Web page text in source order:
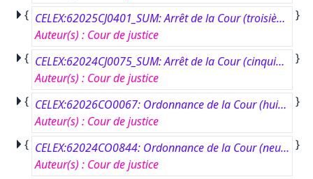
{
CELEX:62025CJ0401_SUM: Arrêt de la Cour (troisième chambre) du 16 juillet 2026.#Elettronica Industriale SpA contre Ministero delle Imprese e del Made in Italy.#Renvoi préjudiciel – Réseaux et services de communications électroniques – Directive 2002/21/CE – Article 9 – Gestion des radiofréquences pour les services de communications électroniques – Principe de neutralité à l’égard des services – Article 9 bis – Réexamen des restrictions aux droits d’utilisation des radiofréquences existants – Mesure nationale imposant à un titulaire de droits d’utilisation de radiofréquences d’utiliser ces radiofréquences conformément aux dispositions du plan national d’attribution des fréquences et ne permettant pas d’exercer des activités différentes – Mesure nationale imposant d’utiliser lesdites radiofréquences exclusivement pour des services de diffusion de télévision numérique terrestre.#Affaire C-401/25.
Auteur(s) : Cour de justice
}
{
CELEX:62024CJ0075_SUM: Arrêt de la Cour (cinquième chambre) du 15 janvier 2026.#XH contre Commission européenne.#Pourvoi – Fonction publique – Office européen de lutte antifraude (OLAF) – Allégations de harcèlement moral pendant des périodes de congé de maladie – Rejet des demandes d’assistance et indemnitaire – Ouverture d’une procédure d’invalidité – Recours en annulation et en indemnité – Recevabilité – Actes attaquables – Obligation de motivation incombant au Tribunal de l’Union européenne – Motivation contradictoire – Dénaturation des faits et des éléments de preuve.#Affaire C-75/24 P.
Auteur(s) : Cour de justice
}
{
CELEX:62026CO0067: Ordonnance de la Cour (huitième chambre) du 16 juillet 2026.#Napag Italia S.r.l. contre Agenzia delle Entrate – Direzione Regionale del Lazio.#Renvoi préjudiciel – Article 53, paragraphe 2, du règlement de procédure de la Cour – Absence de mise en œuvre du droit de l’Union – Incompétence manifeste de la Cour.#Affaire C-67/26.
Auteur(s) : Cour de justice
}
{
CELEX:62024CO0844: Ordonnance de la Cour (neuvième chambre) du 15 juillet 2026.#Procureur du Roi près du Tribunal de première instance de Liège, division Liège et État belge, SPF Finances contre ECDC Logistics SA e.a.#Renvoi préjudiciel – Article 53, paragraphe 2, ainsi qu’articles 94 et 99 du règlement de procédure de la Cour – Union douanière – Code des douanes de l’Union – Règlement (UE) no 952/2013 – Importations de marchandises – Valeur en douane – Sous-évaluation – Méthodes secondaires de détermination de la valeur en douane – Méthode fondée sur un prix moyen calculé sur la base de valeurs statistiques agrégées établies à l’échelle de l’Union européenne – Article 53 de la charte des droits fondamentaux de l’Union européenne – Recevabilité.#Affaire C-844/24.
Auteur(s) : Cour de justice
}